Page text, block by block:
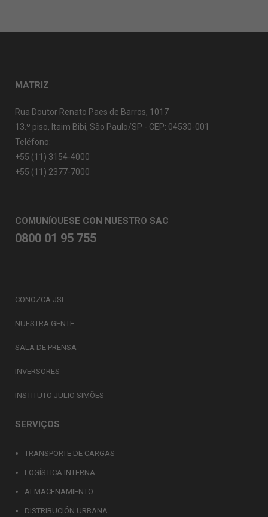
MATRIZ
Rua Doutor Renato Paes de Barros, 1017
13.º piso, Itaim Bibi, São Paulo/SP - CEP: 04530-001
Teléfono:
+55 (11) 3154-4000
+55 (11) 2377-7000
COMUNÍQUESE CON NUESTRO SAC
0800 01 95 755
CONOZCA JSL
NUESTRA GENTE
SALA DE PRENSA
INVERSORES
INSTITUTO JULIO SIMÕES
SERVIÇOS
TRANSPORTE DE CARGAS
LOGÍSTICA INTERNA
ALMACENAMIENTO
DISTRIBUCIÓN URBANA